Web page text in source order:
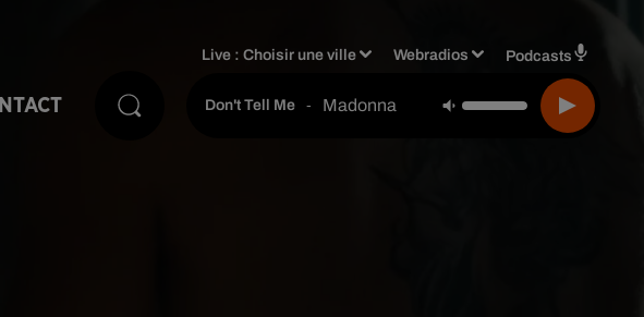
Live :Choisir une ville Webradios Podcasts
Don't Tell Me - Madonna